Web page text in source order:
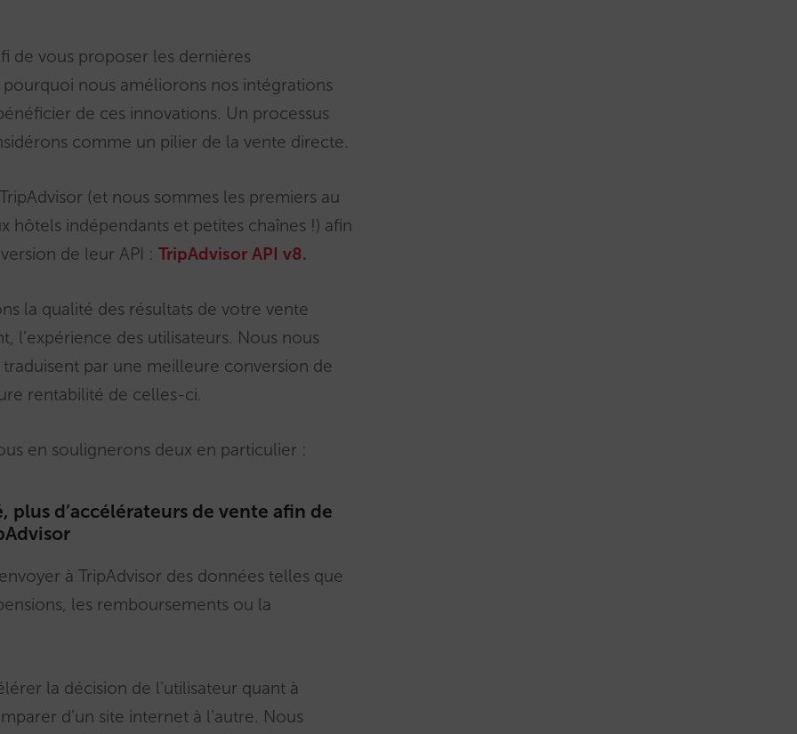
de vous proposer les dernières
nous améliorons nos intégrations
de ces innovations. Un processus
comme un pilier de la vente directe.
(et nous sommes les premiers au
hôtels indépendants et petites chaînes !) afin
de leur API : TripAdvisor API v8.
la qualité des résultats de votre vente
l’expérience des utilisateurs. Nous nous
par une meilleure conversion de
rentabilité de celles-ci.
en soulignerons deux en particulier :
d’accélérateurs de vente afin de
à TripAdvisor des données telles que
les remboursements ou la
la décision de l’utilisateur quant à
d’un site internet à l’autre. Nous